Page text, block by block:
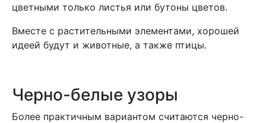
цветными только листья или бутоны цветов.
Вместе с растительными элементами, хорошей
идеей будут и животные, а также птицы.
Черно-белые узоры
Более практичным вариантом считаются черно-